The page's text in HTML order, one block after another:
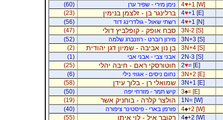
4♥+1 [W] נימן מירי - שפיר ערן
(60)
4♥+1 [E] ברלינגר בן - זלצמן בנימין
(23)
4♥+1 [N] רשתי שאול - גולדרינג דוד
(56)
3N-2 [S]
סבח אופק - קופלביץ דולי
(47)
3N+3 [S]
מירון רוברט - רוזנברג שלמה
(52)
3N+4 [S]
בן נון אביבה - שמיון דגן יהודית
(2)
2N-3 [S]
אבני צבי - אבני אבי
(1)
2♥= [E] חוטורסקי ראם - חיבה יהלי
(25)
3N+2 [E]
נחום ניסים - אגוזי נילי
(6)
3N+1 [E]
שמואלי רן - בלוך עידן
(58)
3♠= [E] קיש תמר - מזרחי יפה
(50)
1N= [W]
הולצר קלרה - בוחניק אשר
(19)
4♠+2 [W] פורמן בארי - פיסטינר ציפורה
(40)
4♠+2 [W] רקובר איל - לוי איתן
(55)